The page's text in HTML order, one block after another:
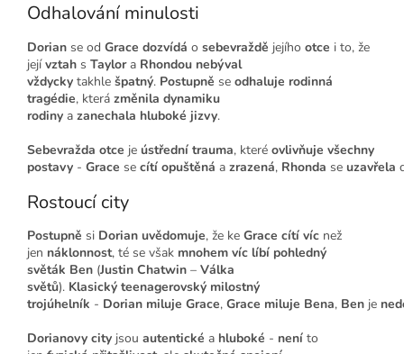
Odhalování minulosti
Dorian se od Grace dozvídá o sebevraždě jejího otce i to, že
její vztah s Taylor a Rhondou nebýval
vždycky takhle špatný. Postupně se odhaluje rodinná
tragédie, která změnila dynamiku
rodiny a zanechala hluboké jizvy.
Sebevražda otce je ústřední trauma, které ovlivňuje všechny
postavy - Grace se cítí opuštěná a zrazená, Rhonda se uzavřela
Rostoucí city
Postupně si Dorian uvědomuje, že ke Grace cítí víc než
jen náklonnost, té se však mnohem víc líbí pohledný
světák Ben (Justin Chatwin – Válka
světů). Klasický teenagerovský milostný
trojúhelník - Dorian miluje Grace, Grace miluje Bena, Ben je
Dorianovy city jsou autentické a hluboké - není to